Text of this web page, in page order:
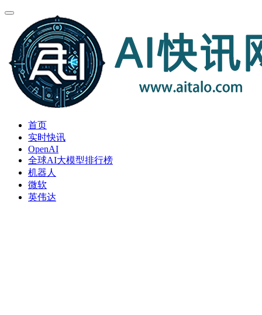
首页
实时快讯
OpenAI
全球AI大模型排行榜
机器人
微软
英伟达